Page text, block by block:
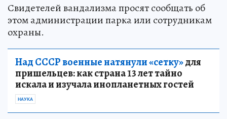
Свидетелей вандализма просят сообщать об
этом администрации парка или сотрудникам
охраны.
Над СССР военные натянули «сетку»для
пришельцев: как страна 13 лет тайно
искала и изучала инопланетных гостей
НАУКА